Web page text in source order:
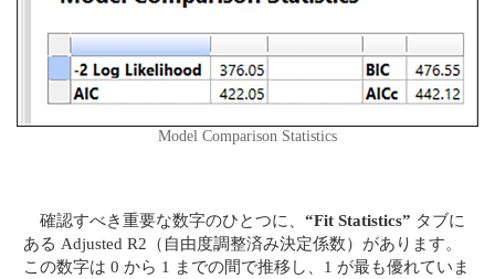
Model Comparison Statistics
確認すべき重要な数字のひとつに、“Fit Statistics” タブに
ある Adjusted R2（自由度調整済み決定係数）があります。
この数字は 0 から 1 までの間で推移し、1 が最も優れていま